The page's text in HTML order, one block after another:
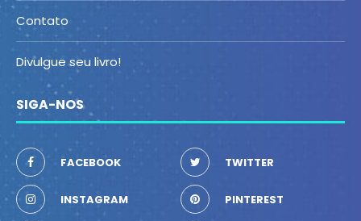
Contato
Divulgue seu livro!
SIGA-NOS
FACEBOOK TWITTER
INSTAGRAM PINTEREST